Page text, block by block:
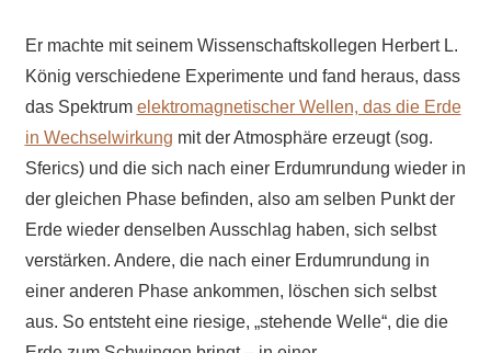
Er machte mit seinem Wissenschaftskollegen Herbert L.
König verschiedene Experimente und fand heraus, dass
das Spektrum elektromagnetischer Wellen, das die Erde
in Wechselwirkung mit der Atmosphäre erzeugt (sog.
Sferics) und die sich nach einer Erdumrundung wieder in
der gleichen Phase befinden, also am selben Punkt der
Erde wieder denselben Ausschlag haben, sich selbst
verstärken. Andere, die nach einer Erdumrundung in
einer anderen Phase ankommen, löschen sich selbst
aus. So entsteht eine riesige, „stehende Welle“, die die